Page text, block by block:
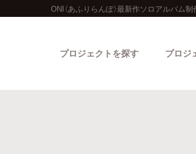
ONI（あふりらんぽ）最新作ソロアルバム
プロジェクトを探す プロジ